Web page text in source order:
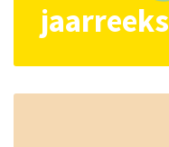
jaarreeks